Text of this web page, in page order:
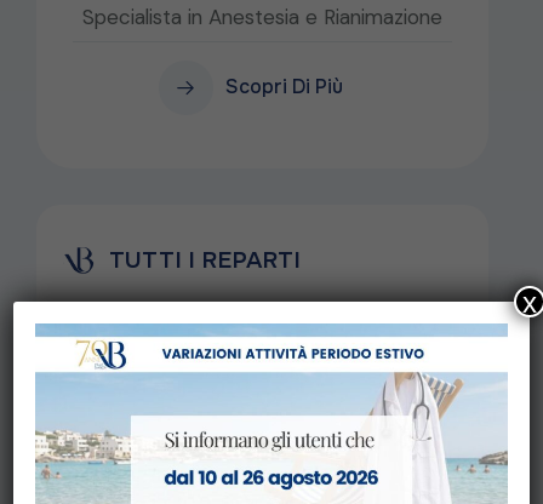
Specialista in Anestesia e Rianimazione
Scopri Di Più
TUTTI I REPARTI
Anestesiologia
Cardiologia
x